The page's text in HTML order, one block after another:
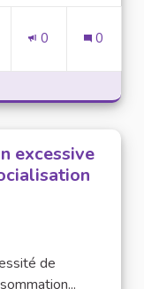
0 0
excessive
de